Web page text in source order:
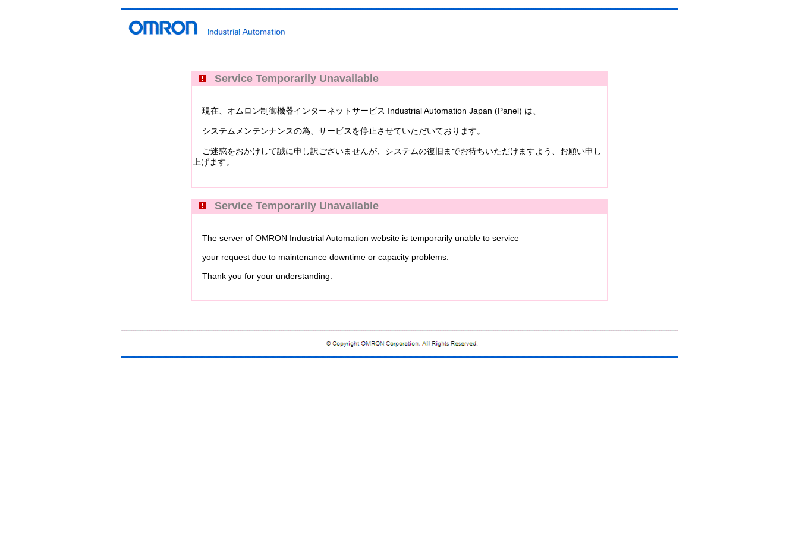
Service Temporarily Unavailable
現在、オムロン制御機器インターネットサービス Industrial Automation Japan (Panel) は、
システムメンテンナンスの為、サービスを停止させていただいております。
ご迷惑をおかけして誠に申し訳ございませんが、システムの復旧までお待ちいただけますよう、お願い申し
上げます。
Service Temporarily Unavailable
The server of OMRON Industrial Automation website is temporarily unable to service
your request due to maintenance downtime or capacity problems.
Thank you for your understanding.